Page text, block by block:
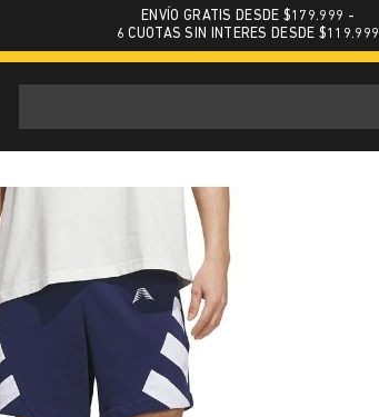
ENVÍO GRATIS DESDE $179.999 -
6 CUOTAS SIN INTERES DESDE $119.999